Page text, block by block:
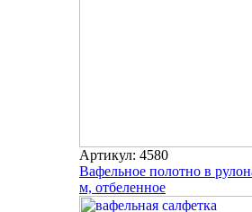
Артикул: 4580
Вафельное полотно в
м, отбеленное